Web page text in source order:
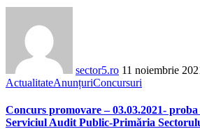
sector5.ro 11 noiembrie
ActualitateAnunțuriConcursuri
Concurs promovare – 03.03.2021-
Serviciul Audit Public-Primăria